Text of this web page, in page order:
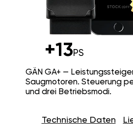
+13PS
GÄN GA+ —
Saugmotoren. Steuerung
und drei Betriebsmodi.
Technische Daten